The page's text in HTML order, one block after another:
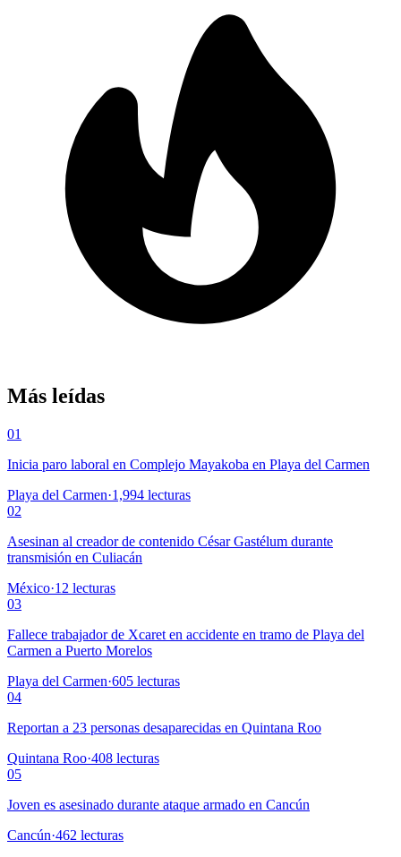
Más leídas
01
Inicia paro laboral en Complejo Mayakoba en Playa del Carmen
Playa del Carmen·1,994 lecturas
02
Asesinan al creador de contenido César Gastélum durante
transmisión en Culiacán
México·12 lecturas
03
Fallece trabajador de Xcaret en accidente en tramo de Playa del
Carmen a Puerto Morelos
Playa del Carmen·605 lecturas
04
Reportan a 23 personas desaparecidas en Quintana Roo
Quintana Roo·408 lecturas
05
Joven es asesinado durante ataque armado en Cancún
Cancún·462 lecturas